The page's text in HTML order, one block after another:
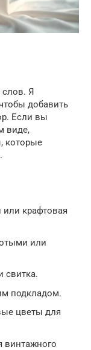
слов. Я
добавить
Если вы
виде,
которые
крафтовая
или
свитка.
подкладом.
цветы для
винтажного